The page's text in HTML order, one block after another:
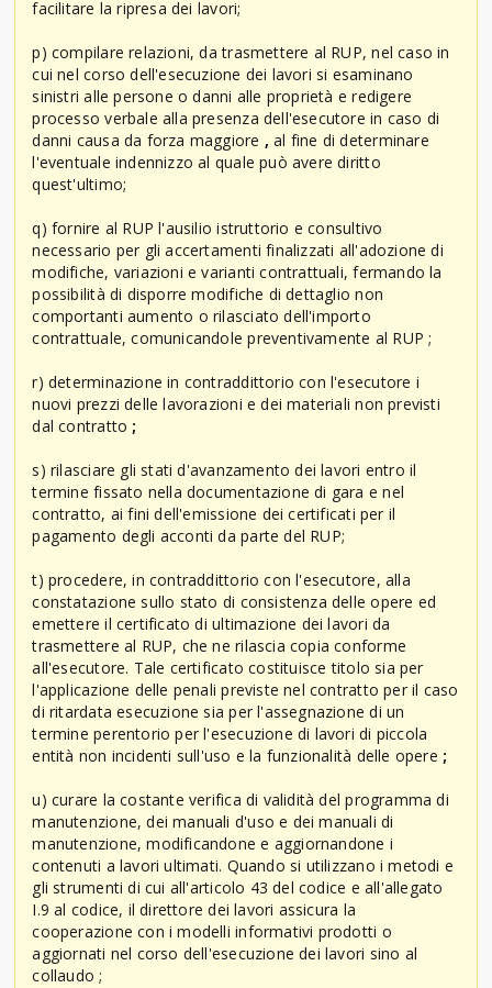
facilitare la ripresa dei lavori;
p) compilare relazioni, da trasmettere al RUP, nel caso in
cui nel corso dell'esecuzione dei lavori si esaminano
sinistri alle persone o danni alle proprietà e redigere
processo verbale alla presenza dell'esecutore in caso di
danni causa da forza maggiore , al fine di determinare
l'eventuale indennizzo al quale può avere diritto
quest'ultimo;
q) fornire al RUP l'ausilio istruttorio e consultivo
necessario per gli accertamenti finalizzati all'adozione di
modifiche, variazioni e varianti contrattuali, fermando la
possibilità di disporre modifiche di dettaglio non
comportanti aumento o rilasciato dell'importo
contrattuale, comunicandole preventivamente al RUP ;
r) determinazione in contraddittorio con l'esecutore i
nuovi prezzi delle lavorazioni e dei materiali non previsti
dal contratto ;
s) rilasciare gli stati d'avanzamento dei lavori entro il
termine fissato nella documentazione di gara e nel
contratto, ai fini dell'emissione dei certificati per il
pagamento degli acconti da parte del RUP;
t) procedere, in contraddittorio con l'esecutore, alla
constatazione sullo stato di consistenza delle opere ed
emettere il certificato di ultimazione dei lavori da
trasmettere al RUP, che ne rilascia copia conforme
all'esecutore. Tale certificato costituisce titolo sia per
l'applicazione delle penali previste nel contratto per il caso
di ritardata esecuzione sia per l'assegnazione di un
termine perentorio per l'esecuzione di lavori di piccola
entità non incidenti sull'uso e la funzionalità delle opere ;
u) curare la costante verifica di validità del programma di
manutenzione, dei manuali d'uso e dei manuali di
manutenzione, modificandone e aggiornandone i
contenuti a lavori ultimati. Quando si utilizzano i metodi e
gli strumenti di cui all'articolo 43 del codice e all'allegato
I.9 al codice, il direttore dei lavori assicura la
cooperazione con i modelli informativi prodotti o
aggiornati nel corso dell'esecuzione dei lavori sino al
collaudo ;